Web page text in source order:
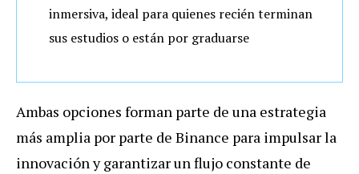
inmersiva, ideal para quienes recién terminan
sus estudios o están por graduarse
Ambas opciones forman parte de una estrategia
más amplia por parte de Binance para impulsar la
innovación y garantizar un flujo constante de